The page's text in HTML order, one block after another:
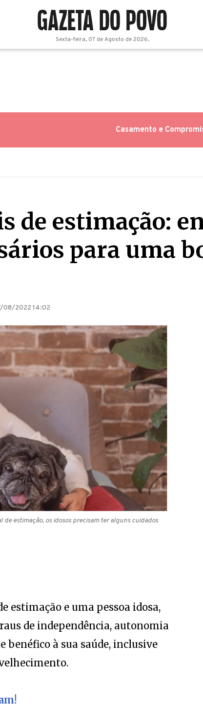
Sexta-feira, 07 de Agosto de 2026.
Casamento e
de estimação:
para uma
08/2022 14:02
estimação, os idosos precisam ter alguns cuidados
estimação e uma pessoa idosa,
de independência, autonomia
benéfico à sua saúde, inclusive